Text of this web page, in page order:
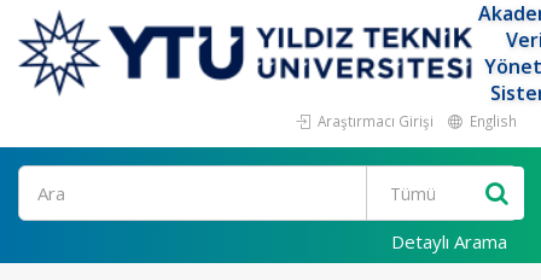
Araştırmacı Girişi English
Ara
Detaylı Arama